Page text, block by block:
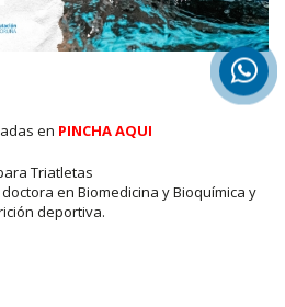
en PINCHA AQUI
Triatletas
en Biomedicina y Bioquímica y
deportiva.